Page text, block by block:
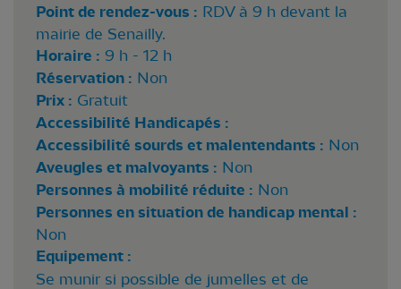
Point de rendez-vous : RDV à 9 h devant la
mairie de Senailly.
Horaire : 9 h - 12 h
Réservation : Non
Prix : Gratuit
Accessibilité Handicapés :
Accessibilité sourds et malentendants : Non
Aveugles et malvoyants : Non
Personnes à mobilité réduite : Non
Personnes en situation de handicap mental :
Non
Equipement :
Se munir si possible de jumelles et de